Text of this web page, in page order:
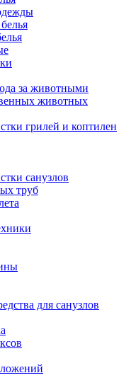
за животными
животных
грилей и коптилен
санузлов
труб
для санузлов